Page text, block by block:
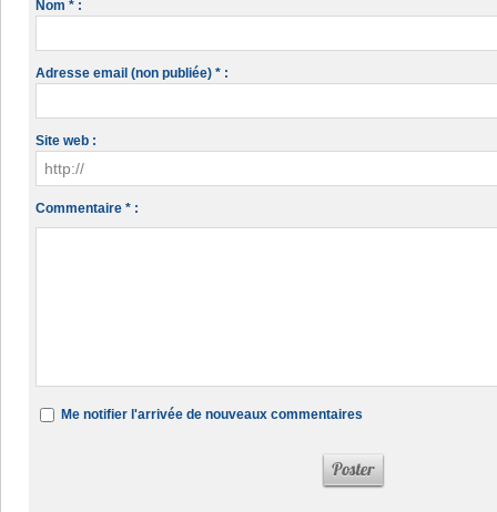
Nom * :
Adresse email (non publiée) * :
Site web :
Commentaire * :
Me notifier l'arrivée de nouveaux commentaires